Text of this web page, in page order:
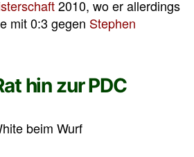
2010, wo er allerdings
mit 0:3 gegen Stephen
hin zur PDC